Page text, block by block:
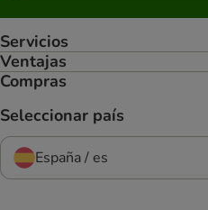
Servicios
Ventajas
Compras
Seleccionar país
España / es